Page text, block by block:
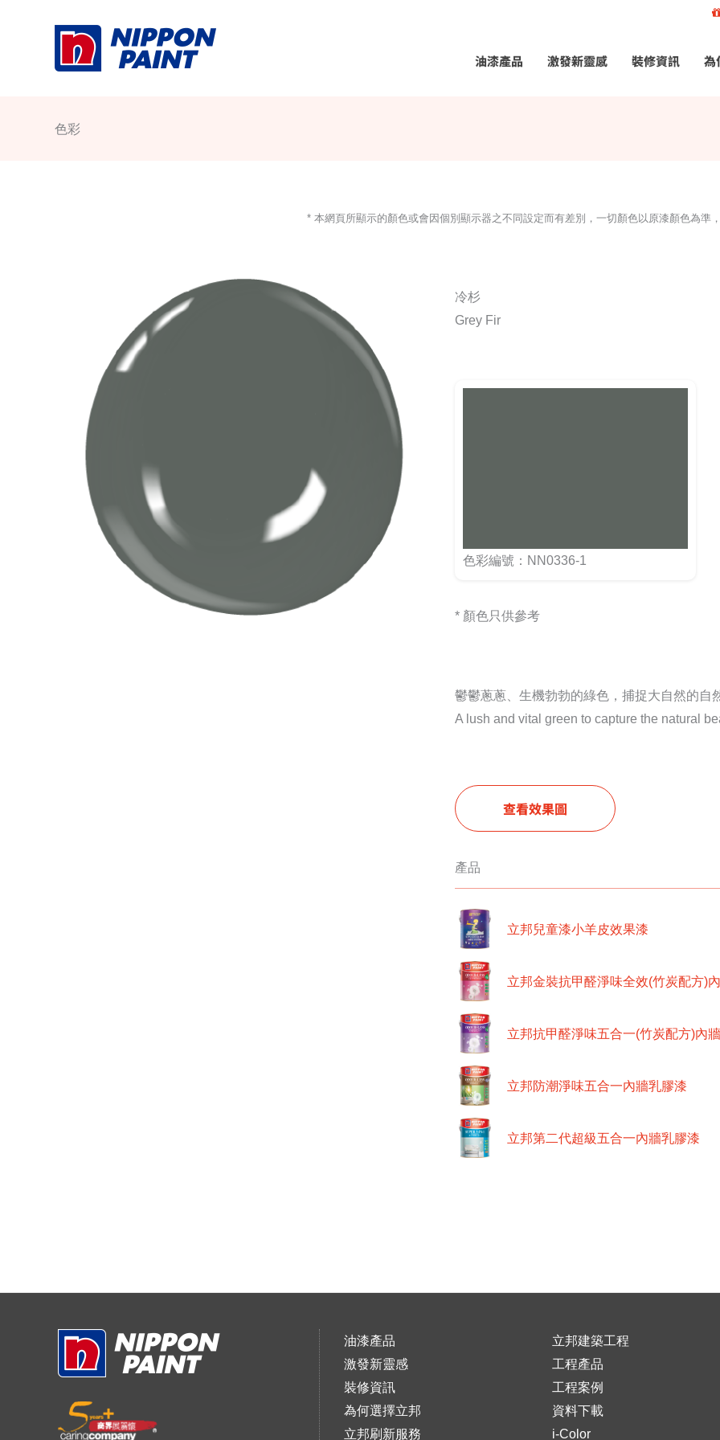
油漆產品 激發新靈感 裝修資訊 為
色彩
* 本網頁所顯示的顏色或會因個別顯示器之不同設定而有差別，一切顏色以原漆顏色為準，
冷杉
Grey Fir
色彩編號：NN0336-1
* 顏色只供參考
鬱鬱蔥蔥、生機勃勃的綠色，捕捉大自然的自
A lush and vital green to capture the natural
查看效果圖
產品
立邦兒童漆小羊皮效果漆
立邦金裝抗甲醛淨味全效(竹炭配方)
立邦抗甲醛淨味五合一(竹炭配方)內
立邦防潮淨味五合一內牆乳膠漆
立邦第二代超級五合一內牆乳膠漆
油漆產品
激發新靈感
裝修資訊
為何選擇立邦
立邦刷新服務
立邦建築工程
工程產品
工程案例
資料下載
i-Color